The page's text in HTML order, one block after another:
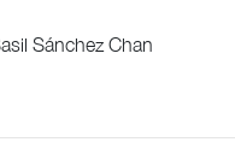
Sánchez Chan